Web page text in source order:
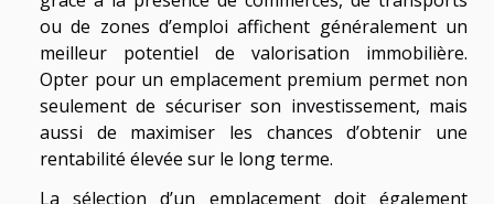
ou de zones d’emploi affichent généralement un
meilleur potentiel de valorisation immobilière.
Opter pour un emplacement premium permet non
seulement de sécuriser son investissement, mais
aussi de maximiser les chances d’obtenir une
rentabilité élevée sur le long terme.
La sélection d’un emplacement doit également